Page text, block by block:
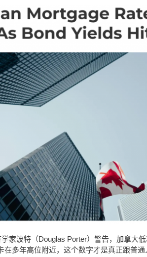
家波特（Douglas Porter）警告，加拿大
在多年高位附近，这个数字才是真正跟普通